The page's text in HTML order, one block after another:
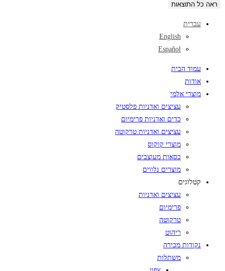
ראה כל התוצאות
עברית
English
Español
עמוד הבית
אודות
מוצרי אלמי
עציצים ואדניות פלסטיק
כדים ואדניות פרימיום
עציצים ואדניות טרקוטה
מוצרי קוקוס
כסאות מעוצבים
מוצרים נלווים
קטלוגים
עציצים ואדניות
פרימיום
טרקוטה
ריהוט
נקודות מכירה
משתלות